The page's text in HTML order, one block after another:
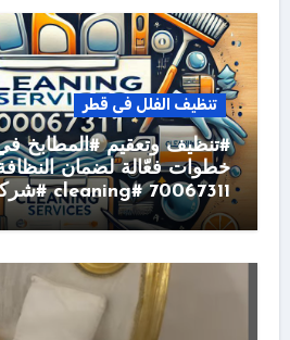
تنظيف الفلل فى قطر
#تنظيف وتعقيم #المطابخ
خطوات فعّالة لضمان النظافة
70067311 #cleaning #شركه #toilet